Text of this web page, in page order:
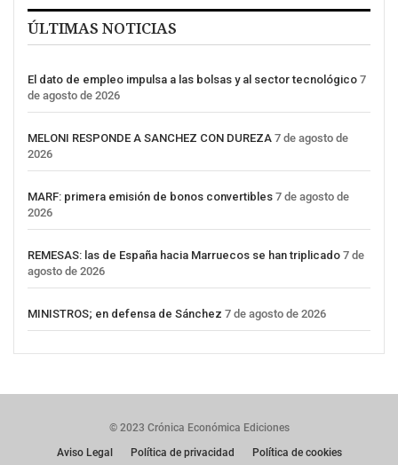
ÚLTIMAS NOTICIAS
El dato de empleo impulsa a las bolsas y al sector tecnológico 7
de agosto de 2026
MELONI RESPONDE A SANCHEZ CON DUREZA 7 de agosto de
2026
MARF: primera emisión de bonos convertibles 7 de agosto de
2026
REMESAS: las de España hacia Marruecos se han triplicado 7 de
agosto de 2026
MINISTROS; en defensa de Sánchez 7 de agosto de 2026
© 2023 Crónica Económica Ediciones
Aviso Legal
Política de privacidad Política de cookies